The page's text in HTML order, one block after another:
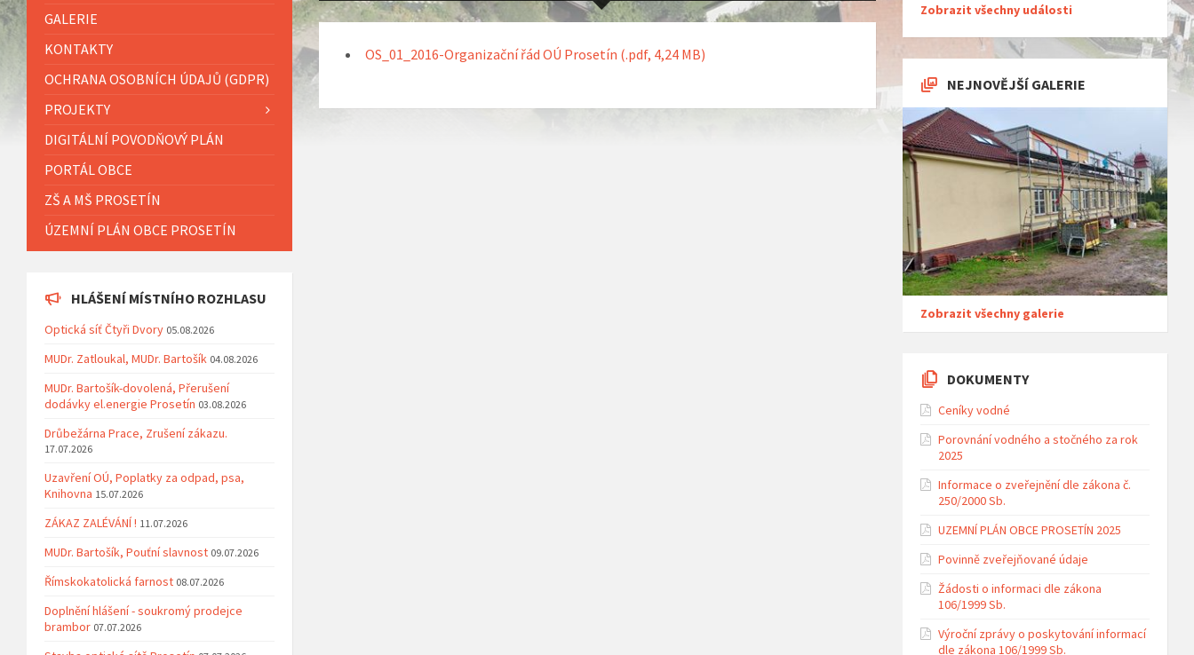
OS_01_2016-Organizační řád OÚ Prosetín (.pdf, 4,24 MB)
GALERIE
KONTAKTY
OCHRANA OSOBNÍCH ÚDAJŮ (GDPR)
PROJEKTY
DIGITÁLNÍ POVODŇOVÝ PLÁN
PORTÁL OBCE
ZŠ A MŠ PROSETÍN
ÚZEMNÍ PLÁN OBCE PROSETÍN
HLÁŠENÍ MÍSTNÍHO ROZHLASU
Optická síť Čtyři Dvory 05.08.2026
MUDr. Zatloukal, MUDr. Bartošík 04.08.2026
MUDr. Bartošík-dovolená, Přerušení
dodávky el.energie Prosetín 03.08.2026
Drůbežárna Prace, Zrušení zákazu.
17.07.2026
Uzavření OÚ, Poplatky za odpad, psa,
Knihovna 15.07.2026
ZÁKAZ ZALÉVÁNÍ ! 11.07.2026
MUDr. Bartošík, Pouťní slavnost 09.07.2026
Římskokatolická farnost 08.07.2026
Doplnění hlášení - soukromý prodejce
brambor 07.07.2026
Zobrazit všechny události
NEJNOVĚJŠÍ GALERIE
Zobrazit všechny galerie
DOKUMENTY
Ceníky vodné
Porovnání vodného a stočného za rok
2025
Informace o zveřejnění dle zákona č.
250/2000 Sb.
UZEMNÍ PLÁN OBCE PROSETÍN 2025
Povinně zveřejňované údaje
Žádosti o informaci dle zákona
106/1999 Sb.
Výroční zprávy o poskytování informací
dle zákona 106/1999 Sb.